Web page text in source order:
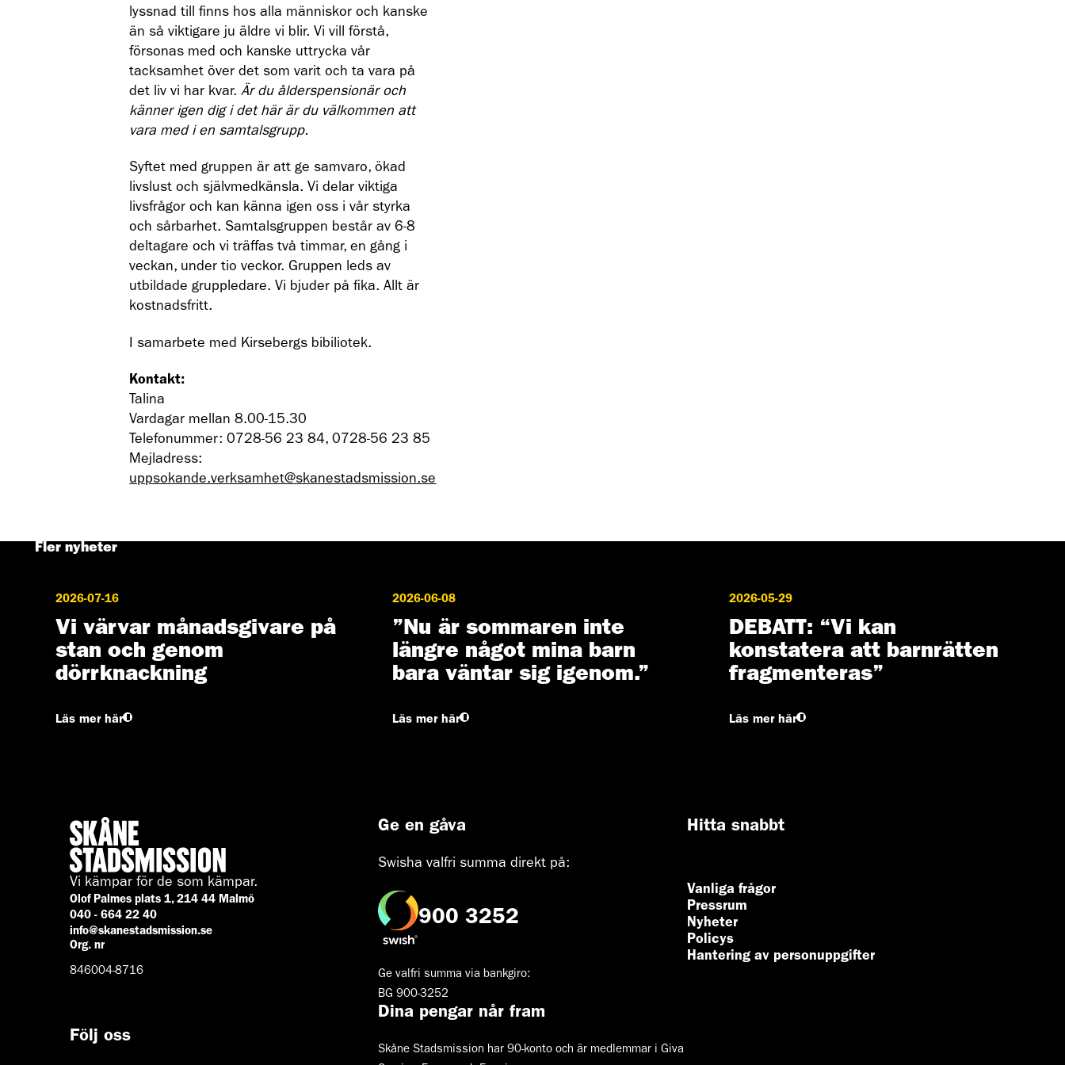
lyssnad till finns hos alla människor och kanske
än så viktigare ju äldre vi blir. Vi vill förstå,
försonas med och kanske uttrycka vår
tacksamhet över det som varit och ta vara på
det liv vi har kvar.Är du ålderspensionär och
känner igen dig i det här är du välkommen att
vara med i en samtalsgrupp.
Syftet med gruppen är att ge samvaro, ökad
livslust och självmedkänsla. Vi delar viktiga
livsfrågor och kan känna igen oss i vår styrka
och sårbarhet. Samtalsgruppen består av 6-8
deltagare och vi träffas två timmar, en gång i
veckan, under tio veckor. Gruppen leds av
utbildade gruppledare. Vi bjuder på fika. Allt är
kostnadsfritt.
I samarbete med Kirsebergs bibiliotek.
Kontakt:
Talina
Vardagar mellan 8.00-15.30
Telefonummer: 0728-56 23 84, 0728-56 23 85
Mejladress:
uppsokande.verksamhet@skanestadsmission.se
Fler nyheter
2026-07-16
Vi värvar månadsgivare på
stan och genom
dörrknackning
Läs mer här
2026-06-08
”Nu är sommaren inte
längre något mina barn
bara väntar sig igenom.”
Läs mer här
2026-05-29
DEBATT: “Vi kan
konstatera att barnrätten
fragmenteras”
Läs mer här
Vi kämpar för de som kämpar.
Olof Palmes plats 1, 214 44 Malmö
040 - 664 22 40
info@skanestadsmission.se
Org. nr
846004-8716
Följ oss
Ge en gåva
Swisha valfri summa direkt på:
900 3252
Ge valfri summa via bankgiro:
BG 900-3252
Dina pengar når fram
Skåne Stadsmission har 90-konto och är medlemmar i Giva
Hitta snabbt
Vanliga frågor
Pressrum
Nyheter
Policys
Hantering av personuppgifter